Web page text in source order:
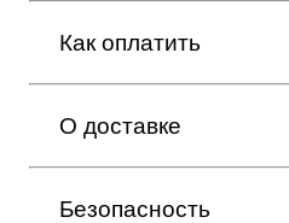
Как оплатить
О доставке
Безопасность